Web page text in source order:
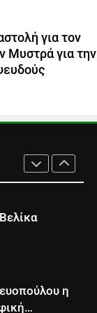
για τον
Μυστρά για την
New York
νέα
η